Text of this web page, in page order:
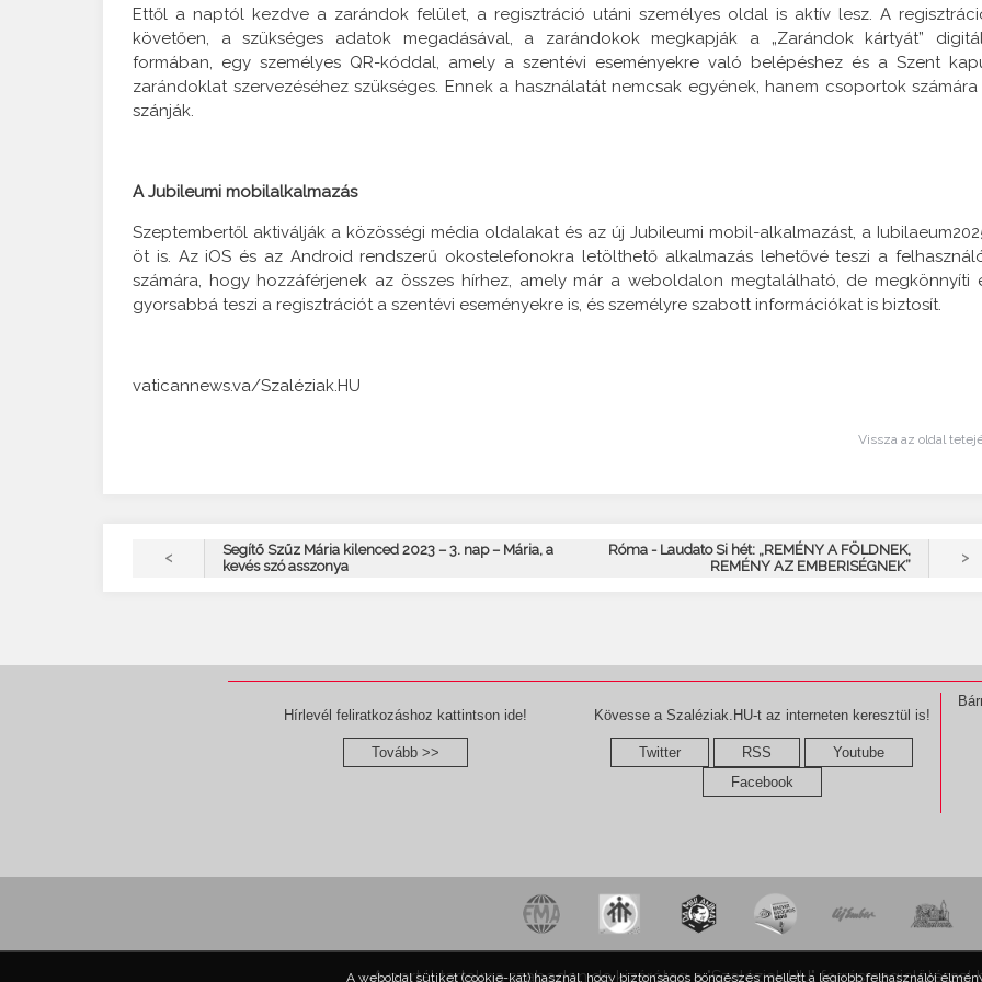
A weboldal sütiket (cookie-kat) használ, hogy biztonságos böngészés mellett a legjobb felhasználói
Ettől a naptól kezdve a zarándok felület, a regisztráció utáni személyes oldal is aktív lesz. A
követően, a szükséges adatok megadásával, a zarándokok megkapják a „Zarándok kártyát”
formában, egy személyes QR-kóddal, amely a szentévi eseményekre való belépéshez és a Szent
zarándoklat szervezéséhez szükséges. Ennek a használatát nemcsak egyének, hanem csoportok számára
szánják.
A Jubileumi mobilalkalmazás
Szeptembertől aktiválják a közösségi média oldalakat és az új Jubileumi mobil-alkalmazást, a
öt is. Az iOS és az Android rendszerű okostelefonokra letölthető alkalmazás lehetővé teszi a
számára, hogy hozzáférjenek az összes hírhez, amely már a weboldalon megtalálható, de megkönnyíti
gyorsabbá teszi a regisztrációt a szentévi eseményekre is, és személyre szabott információkat is biztosít.
vaticannews.va/Szaléziak.HU
Vissza az oldal
<
Segítő Szűz Mária kilenced 2023 – 3. nap – Mária, a
kevés szó asszonya
Róma - Laudato Si hét: „REMÉNY A FÖLDNEK,
REMÉNY AZ EMBERISÉGNEK”
>
Hírlevél feliratkozáshoz kattintson ide!
Tovább >>
Kövesse a Szaléziak.HU-t az interneten keresztül is!
Twitter RSS
Youtube
Facebook
A portál tartalma szabadon,de kizárólag a "Szaléziak.HU" forrásmegjelöléssel